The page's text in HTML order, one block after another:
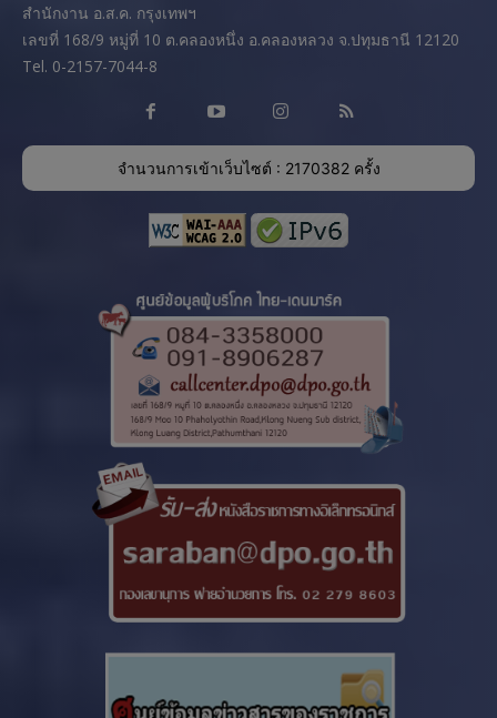
สํานักงาน อ.ส.ค. กรุงเทพฯ
เลขที่ 168/9 หมู่ที่ 10 ต.คลองหนึ่ง อ.คลองหลวง จ.ปทุมธานี 12120
Tel. 0-2157-7044-8
จำนวนการเข้าเว็บไซต์ : 2170382 ครั้ง